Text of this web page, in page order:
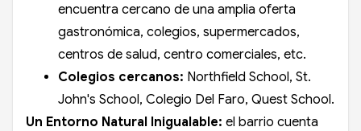
encuentra cercano de una amplia oferta
gastronómica, colegios, supermercados,
centros de salud, centro comerciales, etc.
Colegios cercanos: Northfield School, St.
John's School, Colegio Del Faro, Quest School.
Un Entorno Natural Inigualable: el barrio cuenta